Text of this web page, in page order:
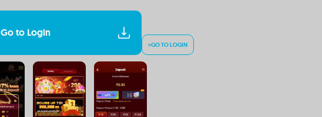
Go to Login
>GO TO LOGIN